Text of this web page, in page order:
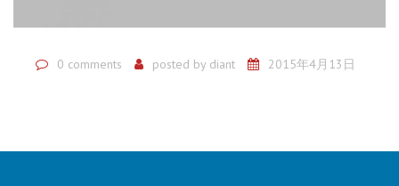
0 comments posted by diant 2015年4月13日